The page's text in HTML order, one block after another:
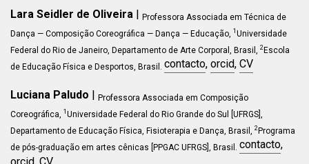
Lara Seidler de Oliveira | Professora Associada em Técnica de
Dança — Composição Coreográfica — Dança — Educação, 1 Universidade
Federal do Rio de Janeiro, Departamento de Arte Corporal , Brasil, 2Escola
de Educação Física e Desportos, Brasil. contacto, orcid, CV
Luciana Paludo | Professora Associada em Composição
Coreográfica, 1 Universidade Federal do Rio Grande do Sul [UFRGS],
Departamento de Educação Física, Fisioterapia e Dança, Brasil, 2Programa
de pós-graduação em artes cênicas [PPGAC UFRGS], Brasil. contacto,